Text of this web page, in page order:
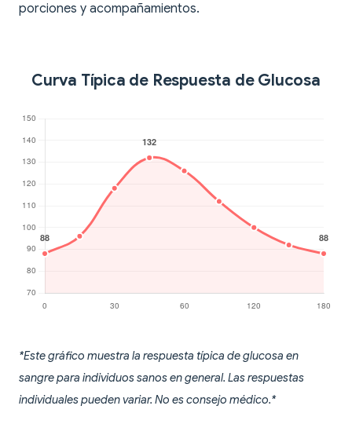
porciones y acompañamientos.
Curva Típica de Respuesta de Glucosa
*Este gráfico muestra la respuesta típica de glucosa en
sangre para individuos sanos en general. Las respuestas
individuales pueden variar. No es consejo médico.*